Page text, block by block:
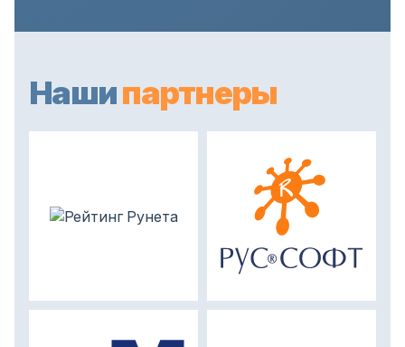
Нашипартнеры